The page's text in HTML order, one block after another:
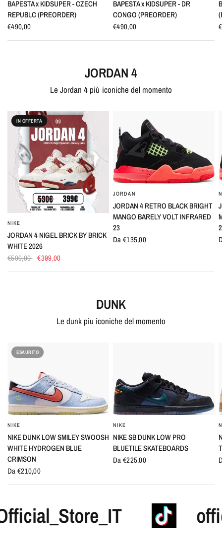
BAPESTA x KIDSUPER - CZECH
REPUBLC (PREORDER)
€490,00
BAPESTA x KIDSUPER - DR
CONGO (PREORDER)
€490,00
JORDAN 4
Le Jordan 4 più iconiche del momento
IN OFFERTA
NIKE
JORDAN 4 NIGEL BRICK BY BRICK
WHITE 2026
€590,00 €399,00
JORDAN
JORDAN 4 RETRO BLACK BRIGHT
MANGO BARELY VOLT INFRARED
23
Da €135,00
DUNK
Le dunk piu iconiche del momento
ESAURITO
NIKE
NIKE DUNK LOW SMILEY SWOOSH
WHITE HYDROGEN BLUE
CRIMSON
Da €210,00
NIKE
NIKE SB DUNK LOW PRO
BLUETILE SKATEBOARDS
Da €225,00
Official_Store_IT